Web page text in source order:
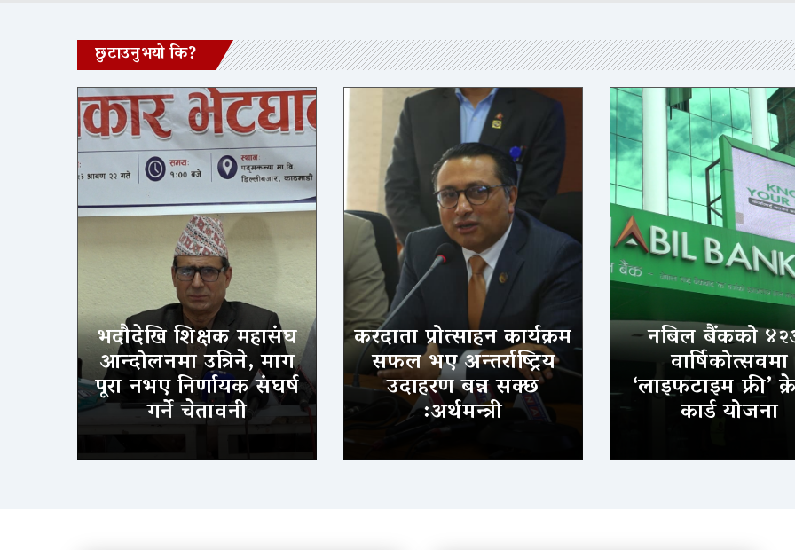
छुटाउनुभयो कि?
भदौदेखि शिक्षक महासंघ
आन्दोलनमा उत्रिने, माग
पूरा नभए निर्णायक संघर्ष
गर्ने चेतावनी
करदाता प्रोत्साहन कार्यक्रम
सफल भए अन्तर्राष्ट्रिय
उदाहरण बन्न सक्छ
:अर्थमन्त्री
नबिल बैंकको
वार्षिकोत्सवमा
‘लाइफटाइम फ्री’
कार्ड योजना